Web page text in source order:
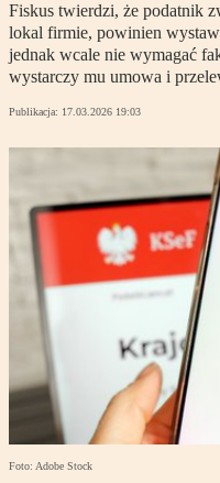
Fiskus twierdzi, że podatnik
lokal firmie, powinien
jednak wcale nie wymagać
wystarczy mu umowa i
Publikacja: 17.03.2026 19:03
Foto: Adobe Stock